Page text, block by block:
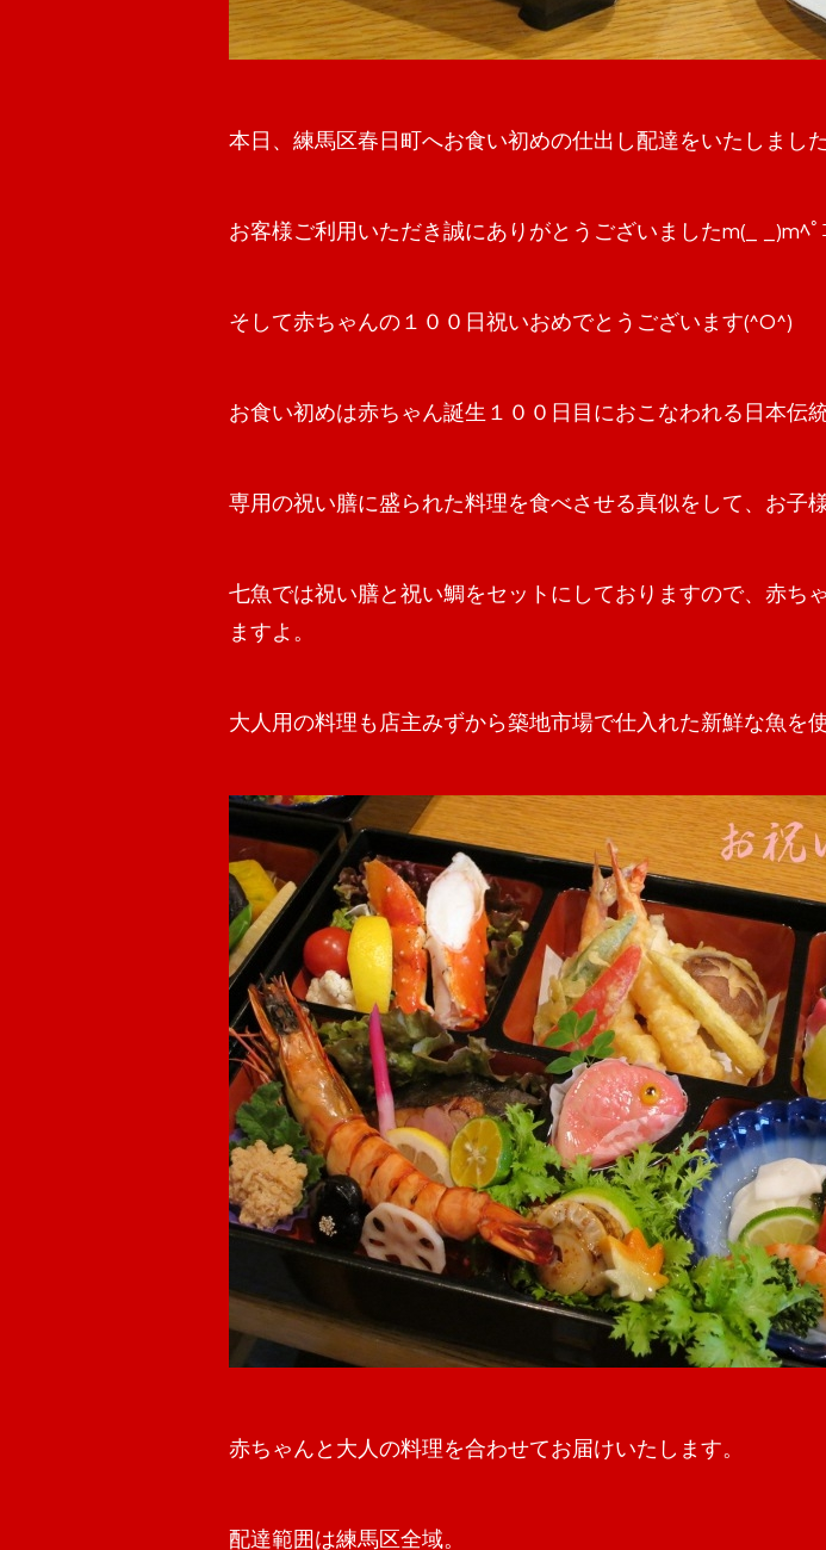
本日、練馬区春日町へお食い初めの仕出し配達をいたしました
お客様ご利用いただき誠にありがとうございましたm(_ _)mﾍﾟ
そして赤ちゃんの１００日祝いおめでとうございます(^O^)
お食い初めは赤ちゃん誕生１００日目におこなわれる日本伝統
専用の祝い膳に盛られた料理を食べさせる真似をして、お子
七魚では祝い膳と祝い鯛をセットにしておりますので、赤ち
ますよ。
大人用の料理も店主みずから築地市場で仕入れた新鮮な魚を
赤ちゃんと大人の料理を合わせてお届けいたします。
配達範囲は練馬区全域。